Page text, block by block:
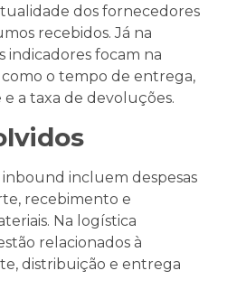
dos fornecedores
recebidos. Já na
indicadores focam na
o tempo de entrega,
a taxa de devoluções.
incluem despesas
recebimento e
Na logística
relacionados à
distribuição e entrega